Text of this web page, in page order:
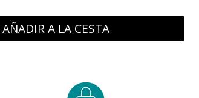
AÑADIR A LA CESTA